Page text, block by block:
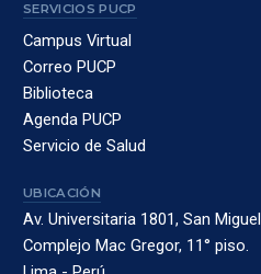
SERVICIOS PUCP
Campus Virtual
Correo PUCP
Biblioteca
Agenda PUCP
Servicio de Salud
UBICACIÓN
Av. Universitaria 1801, San Miguel
Complejo Mac Gregor, 11° piso.